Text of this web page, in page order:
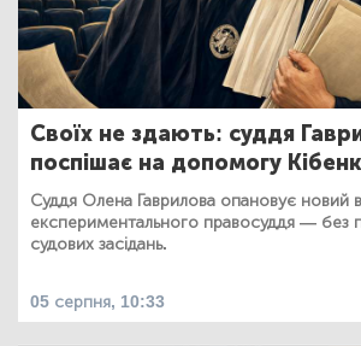
Своїх не здають: суддя
поспішає на допомогу
Суддя Олена Гаврилова опановує новий
експериментального правосуддя — без
судових засідань.
05 серпня, 10:33